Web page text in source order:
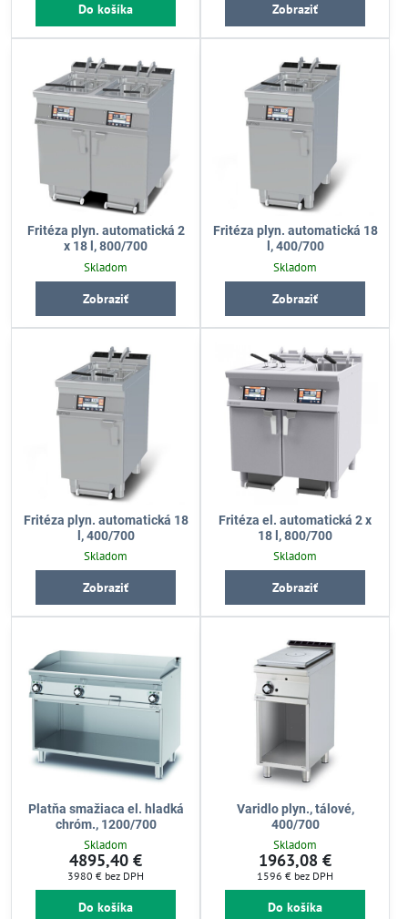
Do košíka Zobraziť
Fritéza plyn. automatická 2
x 18 l, 800/700
Skladom
Zobraziť
Fritéza plyn. automatická 18
l, 400/700
Skladom
Zobraziť
Fritéza plyn. automatická 18
l, 400/700
Skladom
Zobraziť
Fritéza el. automatická 2 x
18 l, 800/700
Skladom
Zobraziť
Platňa smažiaca el. hladká
chróm., 1200/700
Skladom
4895,40 €
3980 € bez DPH
Do košíka
Varidlo plyn., tálové,
400/700
Skladom
1963,08 €
1596 € bez DPH
Do košíka